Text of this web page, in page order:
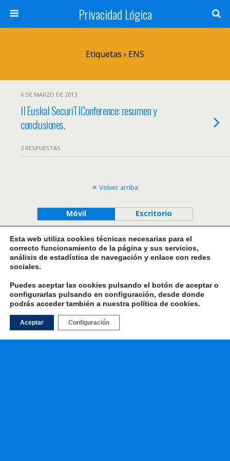
Privacidad Lógica
Etiquetas › ENS
6 DE MARZO DE 2013
II Euskal SecuriTIConference: resumen y
conclusiones.
2 RESPUESTAS
Volver arriba
Móvil Escritorio
Esta web utiliza cookies técnicas necesarias para el
correcto funcionamiento de la página y sus servicios,
análisis de estadística de navegación y enlace con redes
sociales.
Puedes aceptar las cookies pulsando el botón de aceptar o
configurarlas pulsando en configuración, desde donde
podrás acceder también a nuestra política de cookies.
Aceptar Configuración